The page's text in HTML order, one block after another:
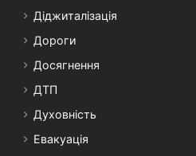
Діджиталізація
Дороги
Досягнення
ДТП
Духовність
Евакуація